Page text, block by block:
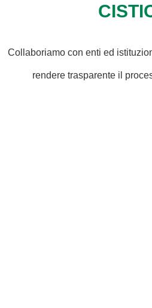
Collaboriamo con enti ed
rendere trasparente il